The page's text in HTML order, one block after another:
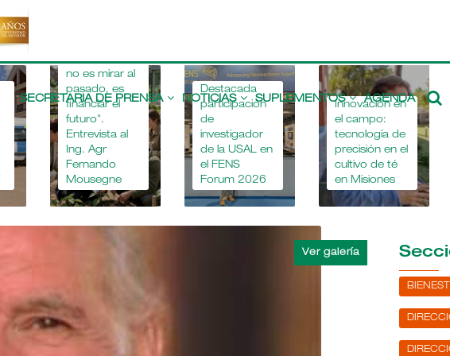
Main
navigation
SECRETARIA DE PRENSA NOTICIAS SUPLEMENTOS AGENDA
agropecuaria
no es mirar al
pasado, es
financiar el
futuro".
Entrevista al
Ing. Agr
Fernando
Mousegne
Destacada
participación
de
investigador
de la USAL en
el FENS
Forum 2026
Innovación en
el campo:
tecnología de
precisión en el
cultivo de té
en Misiones